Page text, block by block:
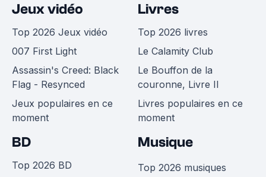
Jeux vidéo
Top 2026 Jeux vidéo
007 First Light
Assassin's Creed: Black
Flag - Resynced
Jeux populaires en ce
moment
Livres
Top 2026 livres
Le Calamity Club
Le Bouffon de la
couronne, Livre II
Livres populaires en ce
moment
BD
Top 2026 BD
Musique
Top 2026 musiques